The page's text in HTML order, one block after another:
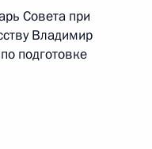
Совета при
Владимир
подготовке